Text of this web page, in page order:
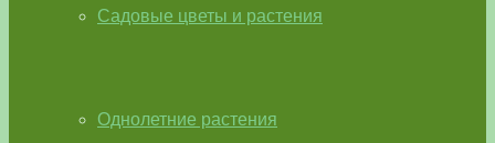
Садовые цветы и растения
Однолетние растения